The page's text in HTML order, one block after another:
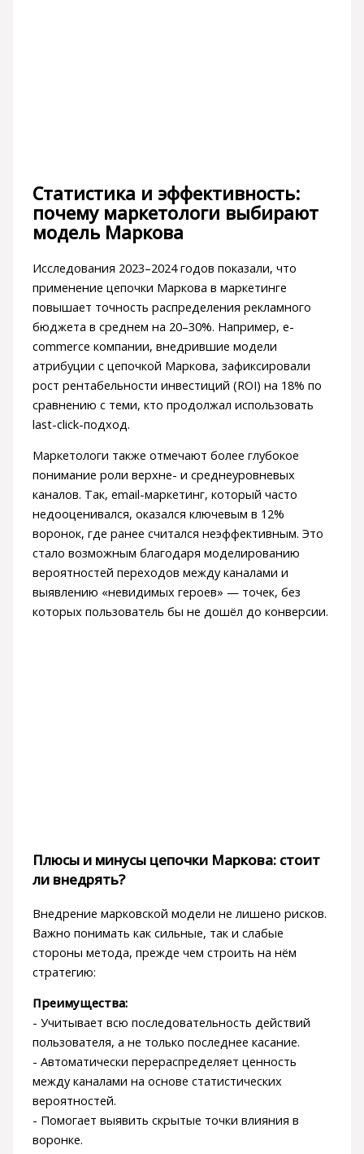
Статистика и эффективность:
почему маркетологи выбирают
модель Маркова
Исследования 2023–2024 годов показали, что
применение цепочки Маркова в маркетинге
повышает точность распределения рекламного
бюджета в среднем на 20–30%. Например, e-
commerce компании, внедрившие модели
атрибуции с цепочкой Маркова, зафиксировали
рост рентабельности инвестиций (ROI) на 18% по
сравнению с теми, кто продолжал использовать
last-click-подход.
Маркетологи также отмечают более глубокое
понимание роли верхне- и среднеуровневых
каналов. Так, email-маркетинг, который часто
недооценивался, оказался ключевым в 12%
воронок, где ранее считался неэффективным. Это
стало возможным благодаря моделированию
вероятностей переходов между каналами и
выявлению «невидимых героев» — точек, без
которых пользователь бы не дошёл до конверсии.
Плюсы и минусы цепочки Маркова: стоит
ли внедрять?
Внедрение марковской модели не лишено рисков.
Важно понимать как сильные, так и слабые
стороны метода, прежде чем строить на нём
стратегию:
Преимущества:
- Учитывает всю последовательность действий
пользователя, а не только последнее касание.
- Автоматически перераспределяет ценность
между каналами на основе статистических
вероятностей.
- Помогает выявить скрытые точки влияния в
воронке.